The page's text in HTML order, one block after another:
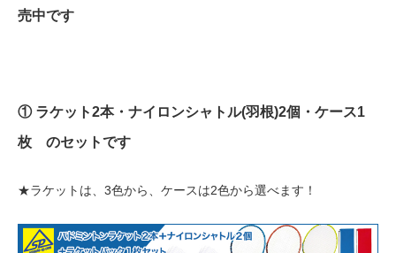
売中です
① ラケット2本・ナイロンシャトル(羽根)2個・ケース1
枚 のセットです
★ラケットは、3色から、ケースは2色から選べます！